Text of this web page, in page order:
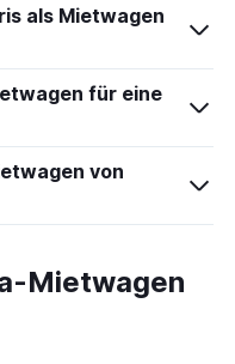
als Mietwagen
für eine
von
Mietwagen